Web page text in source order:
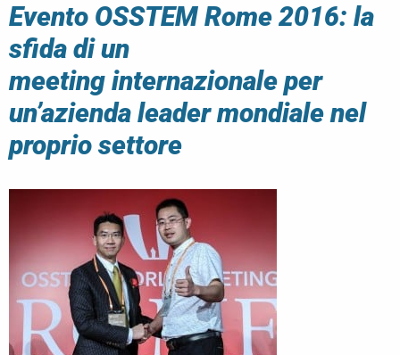
Evento OSSTEM Rome 2016: la
sfida di un
meeting internazionale per
un’azienda leader mondiale nel
proprio settore